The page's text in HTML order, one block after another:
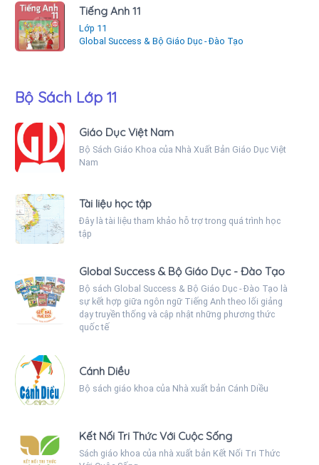
Tiếng Anh 11
Lớp 11
Global Success & Bộ Giáo Dục - Đào Tạo
Bộ Sách Lớp 11
Giáo Dục Việt Nam
Bộ Sách Giáo Khoa của Nhà Xuất Bản Giáo Dục Việt
Nam
Tài liệu học tập
Đây là tài liệu tham khảo hỗ trợ trong quá trình học
tập
Global Success & Bộ Giáo Dục - Đào Tạo
Bộ sách Global Success & Bộ Giáo Dục - Đào Tạo là
sự kết hợp giữa ngôn ngữ Tiếng Anh theo lối giảng
dạy truyền thống và cập nhật những phương thức
quốc tế
Cánh Diều
Bộ sách giáo khoa của Nhà xuất bản Cánh Diều
Kết Nối Tri Thức Với Cuộc Sống
Sách giáo khoa của nhà xuất bản Kết Nối Tri Thức